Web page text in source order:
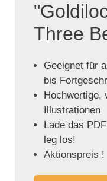
Three
Geeignet für
bis
Hochwertige,
Illustrationen
Lade das
leg los!
Aktionspreis !